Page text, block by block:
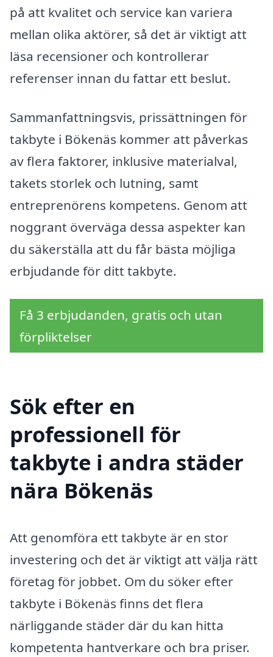
på att kvalitet och service kan variera
mellan olika aktörer, så det är viktigt att
läsa recensioner och kontrollerar
referenser innan du fattar ett beslut.
Sammanfattningsvis, prissättningen för
takbyte i Bökenäs kommer att påverkas
av flera faktorer, inklusive materialval,
takets storlek och lutning, samt
entreprenörens kompetens. Genom att
noggrant överväga dessa aspekter kan
du säkerställa att du får bästa möjliga
erbjudande för ditt takbyte.
Få 3 erbjudanden, gratis och utan
förpliktelser
Sök efter en
professionell för
takbyte i andra städer
nära Bökenäs
Att genomföra ett takbyte är en stor
investering och det är viktigt att välja rätt
företag för jobbet. Om du söker efter
takbyte i Bökenäs finns det flera
närliggande städer där du kan hitta
kompetenta hantverkare och bra priser.